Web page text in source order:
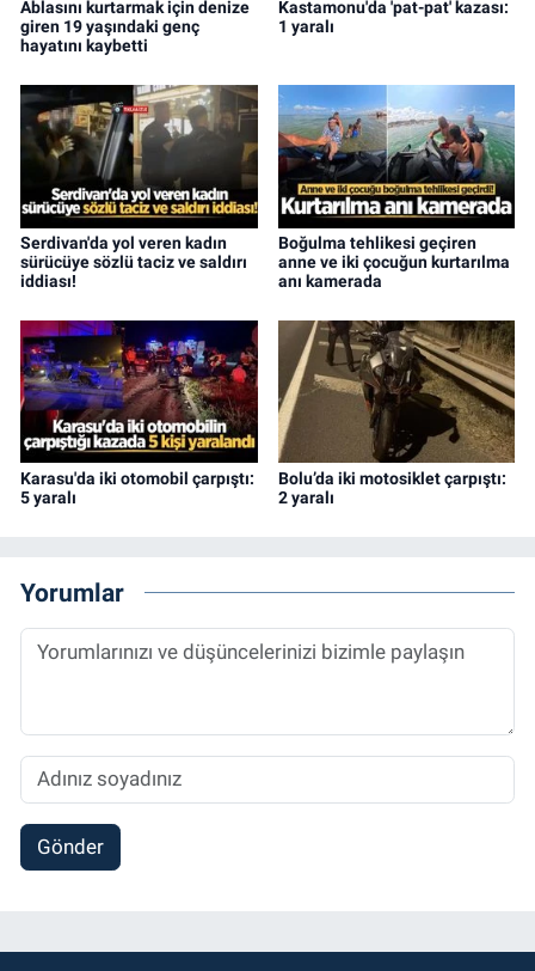
Ablasını kurtarmak için denize
giren 19 yaşındaki genç
hayatını kaybetti
Kastamonu'da 'pat-pat' kazası:
1 yaralı
Serdivan'da yol veren kadın
sürücüye sözlü taciz ve saldırı
iddiası!
Boğulma tehlikesi geçiren
anne ve iki çocuğun kurtarılma
anı kamerada
Karasu'da iki otomobil çarpıştı:
5 yaralı
Bolu’da iki motosiklet çarpıştı:
2 yaralı
Yorumlar
Gönder